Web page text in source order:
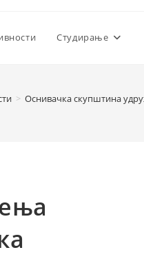
Студирање
> Оснивачка скупштина